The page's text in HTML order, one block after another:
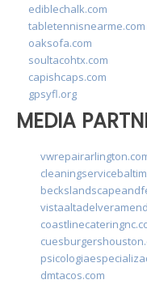
ediblechalk.com
tabletennisnearme.com
oaksofa.com
soultacohtx.com
capishcaps.com
gpsyfl.org
MEDIA
dmtacos.com